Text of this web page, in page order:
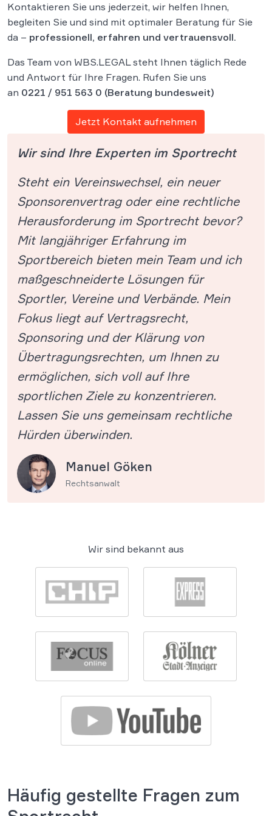
Kontaktieren Sie uns jederzeit, wir helfen Ihnen,
begleiten Sie und sind mit optimaler Beratung für Sie
da – professionell, erfahren und vertrauensvoll.
Das Team von WBS.LEGAL steht Ihnen täglich Rede
und Antwort für Ihre Fragen. Rufen Sie uns
an 0221 / 951 563 0 (Beratung bundesweit)
Jetzt Kontakt aufnehmen
Wir sind Ihre Experten im Sportrecht
Steht ein Vereinswechsel, ein neuer
Sponsorenvertrag oder eine rechtliche
Herausforderung im Sportrecht bevor?
Mit langjähriger Erfahrung im
Sportbereich bieten mein Team und ich
maßgeschneiderte Lösungen für
Sportler, Vereine und Verbände. Mein
Fokus liegt auf Vertragsrecht,
Sponsoring und der Klärung von
Übertragungsrechten, um Ihnen zu
ermöglichen, sich voll auf Ihre
sportlichen Ziele zu konzentrieren.
Lassen Sie uns gemeinsam rechtliche
Hürden überwinden.
Manuel Göken
Rechtsanwalt
Wir sind bekannt aus
Häufig gestellte Fragen zum